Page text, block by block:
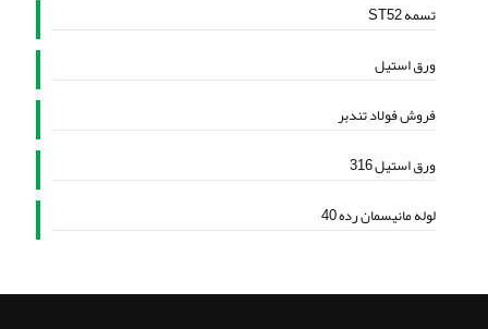
تسمه ST52
ورق استیل
فروش فولاد تندبر
ورق استیل 316
لوله مانیسمان رده 40